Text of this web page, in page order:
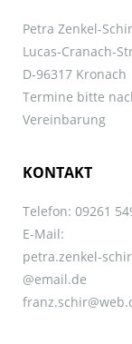
Petra Zenkel-
Lucas-Cranach-
D-96317 Kronach
Termine bitte
Vereinbarung
KONTAKT
Telefon: 09261
E-Mail:
petra.zenkel-
@email.de